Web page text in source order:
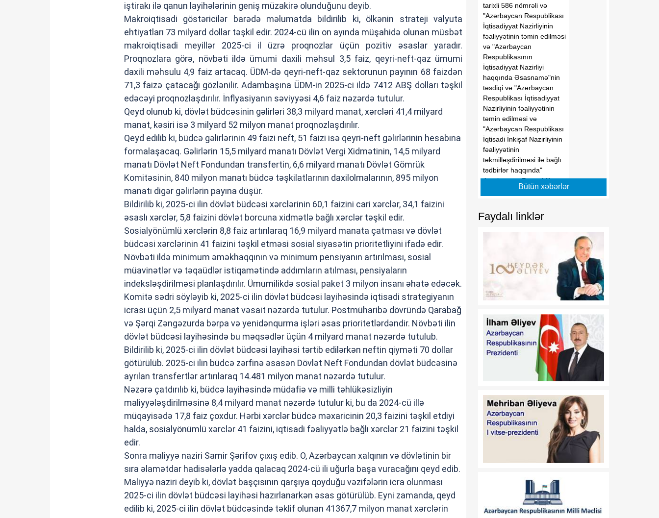
iştirakı ilə qanun layihələrinin geniş müzakirə olunduğunu deyib.
Makroiqtisadi göstəricilər barədə məlumatda bildirilib ki, ölkənin strateji valyuta
ehtiyatları 73 milyard dollar təşkil edir. 2024-cü ilin on ayında müşahidə olunan müsbət
makroiqtisadi meyillər 2025-ci il üzrə proqnozlar üçün pozitiv əsaslar yaradır.
Proqnozlara görə, növbəti ildə ümumi daxili məhsul 3,5 faiz, qeyri-neft-qaz ümumi
daxili məhsulu 4,9 faiz artacaq. ÜDM-də qeyri-neft-qaz sektorunun payının 68 faizdən
71,3 faizə çatacağı gözlənilir. Adambaşına ÜDM-in 2025-ci ildə 7412 ABŞ dolları təşkil
edəcəyi proqnozlaşdırılır. İnflyasiyanın səviyyəsi 4,6 faiz nəzərdə tutulur.
Qeyd olunub ki, dövlət büdcəsinin gəlirləri 38,3 milyard manat, xərcləri 41,4 milyard
manat, kəsiri isə 3 milyard 52 milyon manat proqnozlaşdırılır.
Qeyd edilib ki, büdcə gəlirlərinin 49 faizi neft, 51 faizi isə qeyri-neft gəlirlərinin hesabına
formalaşacaq. Gəlirlərin 15,5 milyard manatı Dövlət Vergi Xidmətinin, 14,5 milyard
manatı Dövlət Neft Fondundan transfertin, 6,6 milyard manatı Dövlət Gömrük
Komitəsinin, 840 milyon manatı büdcə təşkilatlarının daxilolmalarının, 895 milyon
manatı digər gəlirlərin payına düşür.
Bildirilib ki, 2025-ci ilin dövlət büdcəsi xərclərinin 60,1 faizini cari xərclər, 34,1 faizini
əsaslı xərclər, 5,8 faizini dövlət borcuna xidmətlə bağlı xərclər təşkil edir.
Sosialyönümlü xərclərin 8,8 faiz artırılaraq 16,9 milyard manata çatması və dövlət
büdcəsi xərclərinin 41 faizini təşkil etməsi sosial siyasətin prioritetliyini ifadə edir.
Növbəti ildə minimum əməkhaqqının və minimum pensiyanın artırılması, sosial
müavinətlər və təqaüdlər istiqamətində addımların atılması, pensiyaların
indeksləşdirilməsi planlaşdırılır. Ümumilikdə sosial paket 3 milyon insanı əhatə edəcək.
Komitə sədri söyləyib ki, 2025-ci ilin dövlət büdcəsi layihəsində iqtisadi strategiyanın
icrası üçün 2,5 milyard manat vəsait nəzərdə tutulur. Postmüharibə dövründə Qarabağ
və Şərqi Zəngəzurda bərpa və yenidənqurma işləri əsas prioritetlərdəndir. Növbəti ilin
dövlət büdcəsi layihəsində bu məqsədlər üçün 4 milyard manat nəzərdə tutulub.
Bildirilib ki, 2025-ci ilin dövlət büdcəsi layihəsi tərtib edilərkən neftin qiyməti 70 dollar
götürülüb. 2025-ci ilin büdcə zərfinə əsasən Dövlət Neft Fondundan dövlət büdcəsinə
ayrılan transfertlər artırılaraq 14.481 milyon manat nəzərdə tutulur.
Nəzərə çatdırılıb ki, büdcə layihəsində müdafiə və milli təhlükəsizliyin
maliyyələşdirilməsinə 8,4 milyard manat nəzərdə tutulur ki, bu da 2024-cü illə
müqayisədə 17,8 faiz çoxdur. Hərbi xərclər büdcə məxaricinin 20,3 faizini təşkil etdiyi
halda, sosialyönümlü xərclər 41 faizini, iqtisadi fəaliyyətlə bağlı xərclər 21 faizini təşkil
edir.
Sonra maliyyə naziri Samir Şərifov çıxış edib. O, Azərbaycan xalqının və dövlətinin bir
sıra əlamətdar hadisələrlə yadda qalacaq 2024-cü ili uğurla başa vuracağını qeyd edib.
Maliyyə naziri deyib ki, dövlət başçısının qarşıya qoyduğu vəzifələrin icra olunması
2025-ci ilin dövlət büdcəsi layihəsi hazırlanarkən əsas götürülüb. Eyni zamanda, qeyd
edilib ki, 2025-ci ilin dövlət büdcəsində təklif olunan 41367,7 milyon manat xərclərin
tarixli 586 nömrəli və
"Azərbaycan Respublikası
İqtisadiyyat Nazirliyinin
fəaliyyətinin təmin edilməsi
və "Azərbaycan
Respublikasının
İqtisadiyyat Nazirliyi
haqqında Əsasnamə"nin
təsdiqi və "Azərbaycan
Respublikası İqtisadiyyat
Nazirliyinin fəaliyyətinin
təmin edilməsi və
"Azərbaycan Respublikası
İqtisadi İnkişaf Nazirliyinin
fəaliyyətinin
təkmilləşdirilməsi ilə bağlı
tədbirlər haqqında"
Azərbaycan Respublikası
Prezidentinin 2006-cı il 28
Fərmanında dəyişikliklər
edilməsi barədə" 2014-cü
il 20 fevral tarixli 111
haqqında" Azərbaycan
Respublikası Prezidentinin
2019-cu il 30 dekabr tarixli
911 nömrəli Fərmanında
2020-ci il 12 may tarixli
1017 nömrəli
fərmanlarında dəyişiklik
edilməsi haqqında
“İşğaldan azad edilmiş
ərazilərdə fəaliyyət
maliyyə resurslarına çıxış
imkanlarının
genişləndirilməsi
istiqamətində zəruri dövlət
dəstəyinin gücləndirilməsi
Respublikası adından borc
verilməsi Qaydası”nın
təsdiq edilməsi haqqında”
Azərbaycan Respublikası
Prezidentinin 2018-ci il 18
06 Avqust
Bütün xəbərlər
Faydalı linklər